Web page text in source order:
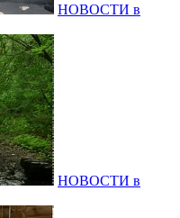
НОВОСТИ в
НОВОСТИ в